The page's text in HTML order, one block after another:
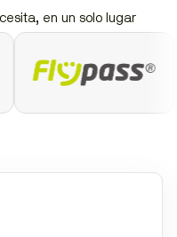
en un solo lugar